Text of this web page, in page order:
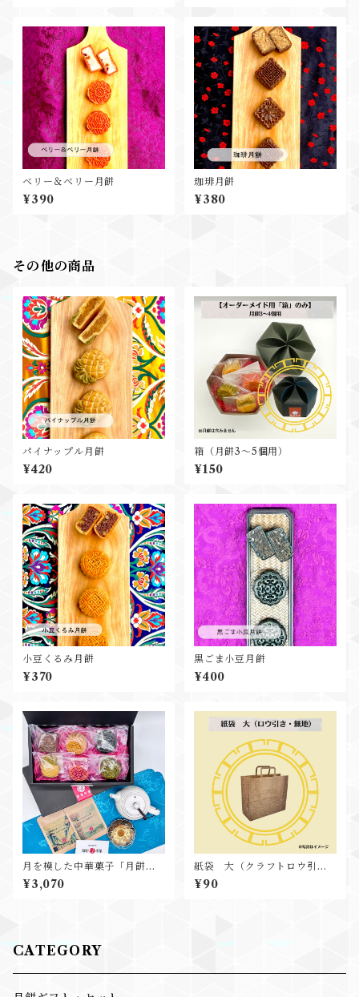
ベリー＆ベリー月餅
¥390
珈琲月餅
¥380
その他の商品
パイナップル月餅
¥420
箱（月餅3～5個用）
¥150
小豆くるみ月餅
¥370
黒ごま小豆月餅
¥400
月を模した中華菓子「月餅」6
個と人気の中国茶2種 詰め合
わせ
¥3,070
紙袋 大（クラフトロウ引
き・無地）
¥90
CATEGORY